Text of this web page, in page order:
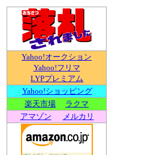
Yahoo!オークション
Yahoo!フリマ
LYPプレミアム
Yahoo!ショッピング
楽天市場
ラクマ
アマゾン
メルカリ